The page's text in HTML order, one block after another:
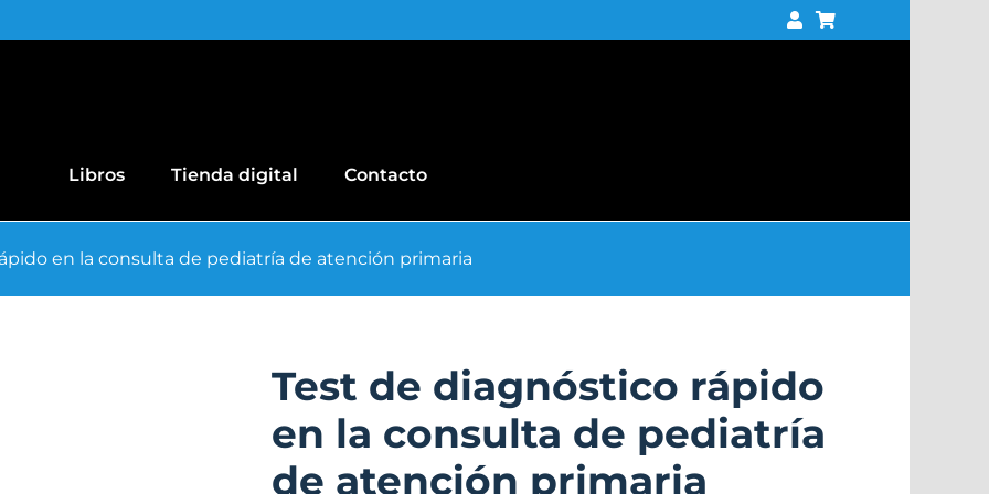
Libros Tienda digital Contacto
en la consulta de pediatría de atención primaria
Test de diagnóstico rápido
en la consulta de pediatría
de atención primaria